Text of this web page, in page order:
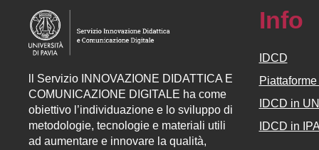
Servizio INNOVAZIONE DIDATTICA E
COMUNICAZIONE DIGITALE ha come
obiettivo l’individuazione e lo sviluppo di
metodologie, tecnologie e materiali utili
ad aumentare e innovare la qualità,
Info
IDCD
IDCD in
IDCD in IPA